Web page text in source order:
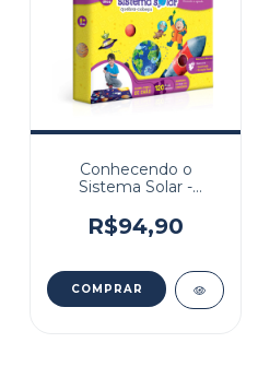
Conhecendo o
Sistema Solar -
Grandão 120 peças
R$94,90